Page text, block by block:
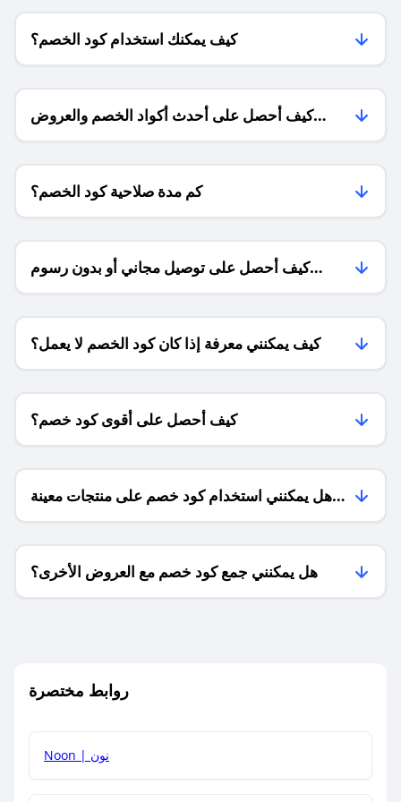
كيف يمكنك استخدام كود الخصم؟
كيف أحصل على أحدث أكواد الخصم والعروض
للمتاجر؟
كم مدة صلاحية كود الخصم؟
كيف أحصل على توصيل مجاني أو بدون رسوم
الشحن ؟
كيف يمكنني معرفة إذا كان كود الخصم لا يعمل؟
كيف أحصل على أقوى كود خصم؟
هل يمكنني استخدام كود خصم على منتجات معينة
فقط؟
هل يمكنني جمع كود خصم مع العروض الأخرى؟
روابط مختصرة
Noon | نون